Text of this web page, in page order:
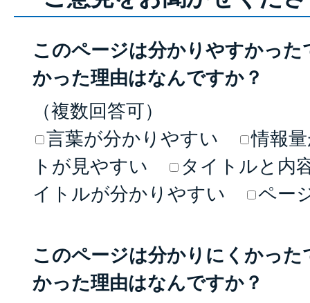
このページは分かりやすかっ
かった理由はなんですか？
（複数回答可）
言葉が分かりやすい
情報
トが見やすい
タイトルと内
イトルが分かりやすい
ペー
このページは分かりにくかっ
かった理由はなんですか？